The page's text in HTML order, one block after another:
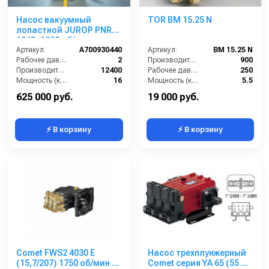
Насос вакуумный
лопастной JUROP PNR
124D, 1300 об/мин, левое
вращение,
пневмоклапан
Артикул:
A700930440
Рабочее давление (бар):
2
Производительность (л/мин):
12400
Мощность (кВт):
16
625 000 руб.
⚡ В корзину
TOR BM 15.25 N
Артикул:
BM 15.25 N
Производительность (л/ч):
900
Рабочее давление (бар):
250
Мощность (кВт):
5.5
19 000 руб.
⚡ В корзину
Comet FWS2 4030 E
(15,7/207) 1750 об/мин 1”
Насос трехплунжерный
Comet серия YA 65 (55 л/